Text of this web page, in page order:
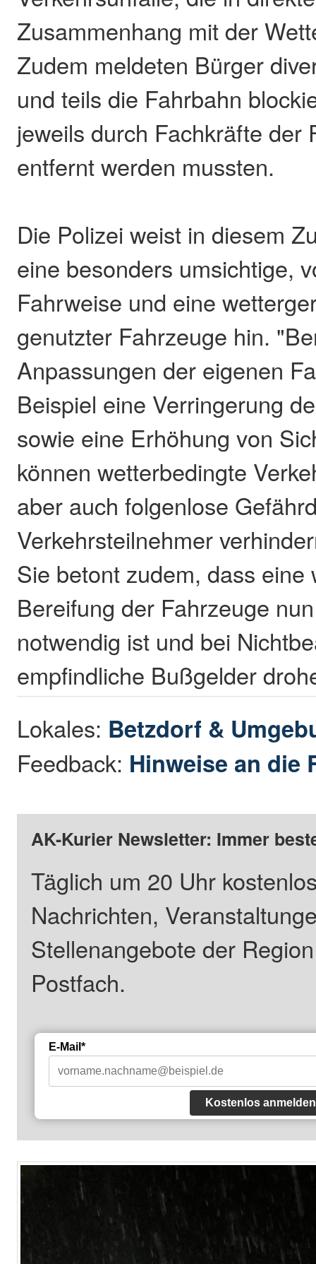
Zusammenhang mit der
Zudem meldeten Bürger
und teils die Fahrbahn
jeweils durch Fachkräfte der
entfernt werden mussten.
Die Polizei weist in diesem
eine besonders umsichtige,
Fahrweise und eine
genutzter Fahrzeuge hin.
Anpassungen der eigenen
Beispiel eine Verringerung
sowie eine Erhöhung von
können wetterbedingte
aber auch folgenlose
Verkehrsteilnehmer
Sie betont zudem, dass eine
Bereifung der Fahrzeuge
notwendig ist und bei
empfindliche Bußgelder
Lokales: Betzdorf &
Feedback: Hinweise an die
AK-Kurier Newsletter: Immer
Täglich um 20 Uhr
Nachrichten,
Stellenangebote der
Postfach.
E-Mail*
Kostenlos anmelden